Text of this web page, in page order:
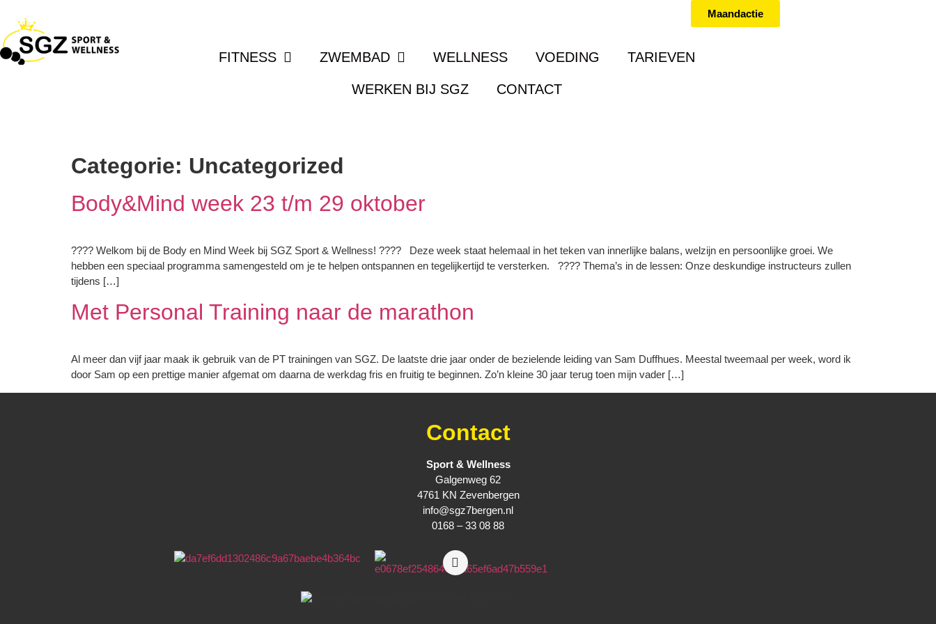
Maandactie
FITNESS ZWEMBAD WELLNESS VOEDING TARIEVEN
WERKEN BIJ SGZ CONTACT
Categorie: Uncategorized
Body&Mind week 23 t/m 29 oktober
???? Welkom bij de Body en Mind Week bij SGZ Sport & Wellness! ???? Deze week staat helemaal in het teken van innerlijke balans, welzijn en persoonlijke groei. We
hebben een speciaal programma samengesteld om je te helpen ontspannen en tegelijkertijd te versterken. ???? Thema’s in de lessen: Onze deskundige instructeurs zullen
tijdens […]
Met Personal Training naar de marathon
Al meer dan vijf jaar maak ik gebruik van de PT trainingen van SGZ. De laatste drie jaar onder de bezielende leiding van Sam Duffhues. Meestal tweemaal per week, word ik
door Sam op een prettige manier afgemat om daarna de werkdag fris en fruitig te beginnen. Zo’n kleine 30 jaar terug toen mijn vader […]
Contact
Sport & Wellness
Galgenweg 62
4761 KN Zevenbergen
info@sgz7bergen.nl
0168 – 33 08 88